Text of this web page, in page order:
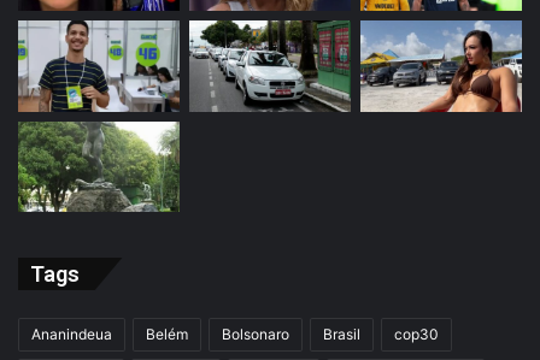
Tags
Ananindeua Belém Bolsonaro Brasil cop30